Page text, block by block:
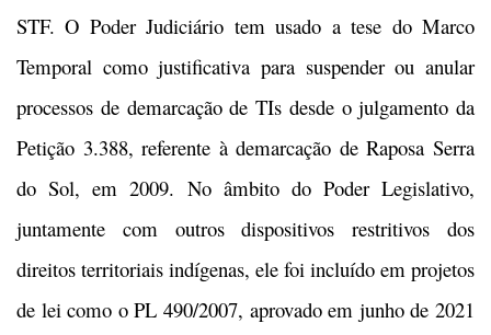
STF. O Poder Judiciário tem usado a tese do Marco
Temporal como justificativa para suspender ou anular
processos de demarcação de TIs desde o julgamento da
Petição 3.388, referente à demarcação de Raposa Serra
do Sol, em 2009. No âmbito do Poder Legislativo,
juntamente com outros dispositivos restritivos dos
direitos territoriais indígenas, ele foi incluído em projetos
de lei como o PL 490/2007, aprovado em junho de 2021